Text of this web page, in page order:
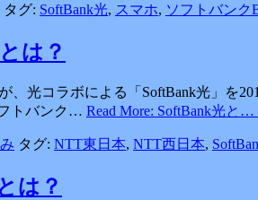
タグ: SoftBank光, スマホ, ソフトバンク
は？
、光コラボによる「SoftBank光」を
トバンク… Read More: SoftBank光と…
タグ: NTT東日本, NTT西日本,
は？